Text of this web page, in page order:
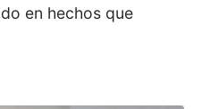
en hechos que